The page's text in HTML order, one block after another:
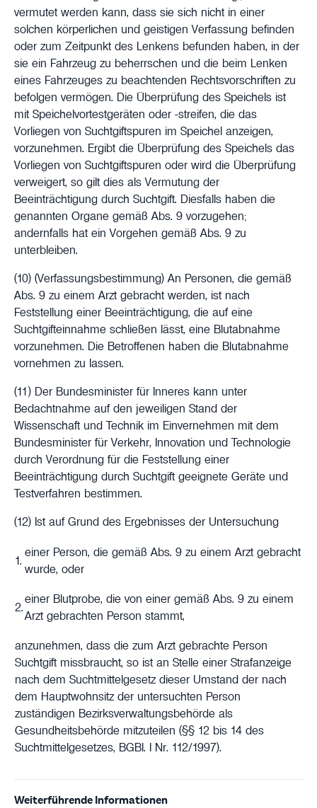
vermutet werden kann, dass sie sich nicht in einer
solchen körperlichen und geistigen Verfassung befinden
oder zum Zeitpunkt des Lenkens befunden haben, in der
sie ein Fahrzeug zu beherrschen und die beim Lenken
eines Fahrzeuges zu beachtenden Rechtsvorschriften zu
befolgen vermögen. Die Überprüfung des Speichels ist
mit Speichelvortestgeräten oder -streifen, die das
Vorliegen von Suchtgiftspuren im Speichel anzeigen,
vorzunehmen. Ergibt die Überprüfung des Speichels das
Vorliegen von Suchtgiftspuren oder wird die Überprüfung
verweigert, so gilt dies als Vermutung der
Beeinträchtigung durch Suchtgift. Diesfalls haben die
genannten Organe gemäß Abs. 9 vorzugehen;
andernfalls hat ein Vorgehen gemäß Abs. 9 zu
unterbleiben.
(10) (Verfassungsbestimmung) An Personen, die gemäß
Abs. 9 zu einem Arzt gebracht werden, ist nach
Feststellung einer Beeinträchtigung, die auf eine
Suchtgifteinnahme schließen lässt, eine Blutabnahme
vorzunehmen. Die Betroffenen haben die Blutabnahme
vornehmen zu lassen.
(11) Der Bundesminister für Inneres kann unter
Bedachtnahme auf den jeweiligen Stand der
Wissenschaft und Technik im Einvernehmen mit dem
Bundesminister für Verkehr, Innovation und Technologie
durch Verordnung für die Feststellung einer
Beeinträchtigung durch Suchtgift geeignete Geräte und
Testverfahren bestimmen.
(12) Ist auf Grund des Ergebnisses der Untersuchung
1.
einer Person, die gemäß Abs. 9 zu einem Arzt gebracht
wurde, oder
2.
einer Blutprobe, die von einer gemäß Abs. 9 zu einem
Arzt gebrachten Person stammt,
anzunehmen, dass die zum Arzt gebrachte Person
Suchtgift missbraucht, so ist an Stelle einer Strafanzeige
nach dem Suchtmittelgesetz dieser Umstand der nach
dem Hauptwohnsitz der untersuchten Person
zuständigen Bezirksverwaltungsbehörde als
Gesundheitsbehörde mitzuteilen (§§ 12 bis 14 des
Suchtmittelgesetzes, BGBl. I Nr. 112/1997).
Weiterführende Informationen